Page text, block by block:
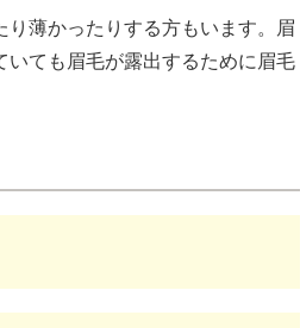
薄かったりする方もいます。眉
ても眉毛が露出するために眉毛